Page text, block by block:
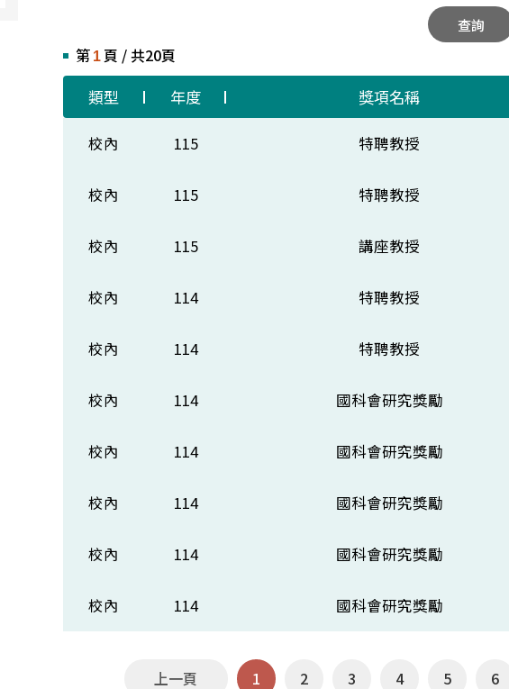
查詢
第 1 頁 / 共20頁
類型 年度 獎項名稱
校內 115 特聘教授
校內 115 特聘教授
校內 115 講座教授
校內 114 特聘教授
校內 114 特聘教授
校內 114 國科會研究獎勵
校內 114 國科會研究獎勵
校內 114 國科會研究獎勵
校內 114 國科會研究獎勵
校內 114 國科會研究獎勵
上一頁 1 2 3 4 5 6